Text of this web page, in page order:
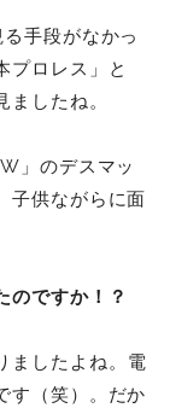
手段がなかっ
プロレス」と
ましたね。
」のデスマッ
子供ながらに面
ですか！？
ましたよね。電
す（笑）。だか